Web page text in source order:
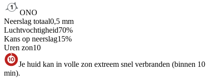
ONO
Neerslag totaal0,5 mm
Luchtvochtigheid70%
Kans op neerslag15%
Uren zon10
Je huid kan in volle zon extreem snel verbranden (binnen 10
min).